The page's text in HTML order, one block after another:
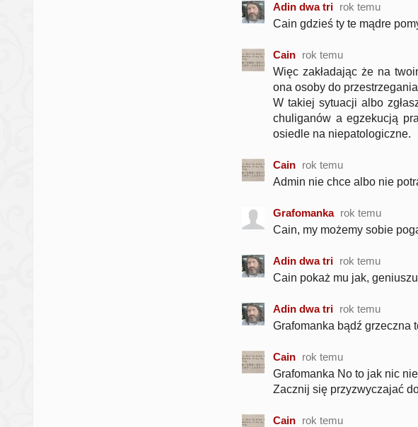
Adin dwa tri rok temu
Cain gdzieś ty te mądre
Cain rok temu
Więc zakładając że na
ona osoby do
W takiej sytuacji albo
chuliganów a egzekucją
osiedle na niepatologiczne.
Cain rok temu
Admin nie chce albo nie
Grafomanka rok temu
Cain, my możemy sobie
Adin dwa tri rok temu
Cain pokaż mu jak,
Adin dwa tri rok temu
Grafomanka bądź grzeczna
Cain rok temu
Grafomanka No to jak nic
Zacznij się przyzwyczajać
Cain rok temu